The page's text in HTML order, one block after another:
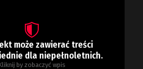
może zawierać treści
dla niepełnoletnich.
by zobaczyć wpis